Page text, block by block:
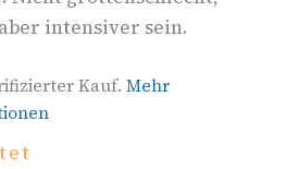
intensiver sein.
Kauf. Mehr